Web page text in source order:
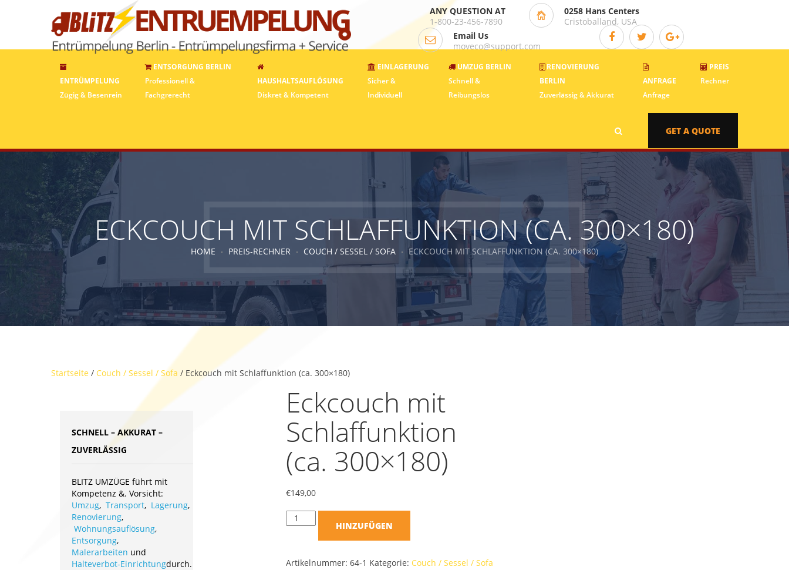
ANY QUESTION AT
1-800-23-456-7890
0258 Hans Centers
Cristoballand, USA
Email Us
moveco@support.com
ENTRÜMPELUNG
Zügig & Besenrein
ENTSORGUNG BERLIN
Professionell &
Fachgrerecht
HAUSHALTSAUFLÖSUNG
Diskret & Kompetent
EINLAGERUNG
Sicher &
Individuell
UMZUG BERLIN
Schnell &
Reibungslos
RENOVIERUNG
BERLIN
Zuverlässig & Akkurat
ANFRAGE
Anfrage
PREIS
Rechner
GET A QUOTE
ECKCOUCH MIT SCHLAFFUNKTION (CA. 300×180)
HOME PREIS-RECHNER COUCH / SESSEL / SOFA ECKCOUCH MIT SCHLAFFUNKTION (CA. 300×180)
Startseite / Couch / Sessel / Sofa / Eckcouch mit Schlaffunktion (ca. 300×180)
Eckcouch mit
Schlaffunktion
(ca. 300×180)
€149,00
HINZUFÜGEN
Artikelnummer:64-1 Kategorie: Couch / Sessel / Sofa
SCHNELL – AKKURAT –
ZUVERLÄSSIG
BLITZ UMZÜGE führt mit
Kompetenz &. Vorsicht:
Umzug, Transport, Lagerung,
Renovierung,
Wohnungsauflösung,
Entsorgung,
Malerarbeiten und
Halteverbot-Einrichtungdurch.